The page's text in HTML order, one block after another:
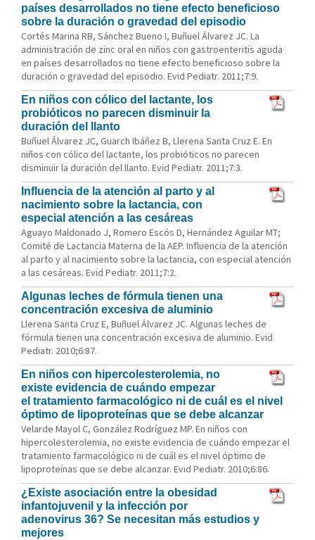
países desarrollados no tiene efecto beneficioso
sobre la duración o gravedad del episodio
Cortés Marina RB, Sánchez Bueno I, Buñuel Álvarez JC. La
administración de zinc oral en niños con gastroenteritis aguda
en países desarrollados no tiene efecto beneficioso sobre la
duración o gravedad del episodio. Evid Pediatr. 2011;7:9.
En niños con cólico del lactante, los
probióticos no parecen disminuir la
duración del llanto
Buñuel Álvarez JC, Guarch Ibáñez B, Llerena Santa Cruz E. En
niños con cólico del lactante, los probióticos no parecen
disminuir la duración del llanto. Evid Pediatr. 2011;7:3.
Influencia de la atención al parto y al
nacimiento sobre la lactancia, con
especial atención a las cesáreas
Aguayo Maldonado J, Romero Escós D, Hernández Aguilar MT;
Comité de Lactancia Materna de la AEP. Influencia de la atención
al parto y al nacimiento sobre la lactancia, con especial atención
a las cesáreas. Evid Pediatr. 2011;7:2.
Algunas leches de fórmula tienen una
concentración excesiva de aluminio
Llerena Santa Cruz E, Buñuel Álvarez JC. Algunas leches de
fórmula tienen una concentración excesiva de aluminio. Evid
Pediatr. 2010;6:87.
En niños con hipercolesterolemia, no
existe evidencia de cuándo empezar
el tratamiento farmacológico ni de cuál es el nivel
óptimo de lipoproteínas que se debe alcanzar
Velarde Mayol C, González Rodríguez MP. En niños con
hipercolesterolemia, no existe evidencia de cuándo empezar el
tratamiento farmacológico ni de cuál es el nivel óptimo de
lipoproteínas que se debe alcanzar. Evid Pediatr. 2010;6:86.
¿Existe asociación entre la obesidad
infantojuvenil y la infección por
adenovirus 36? Se necesitan más estudios y
mejores